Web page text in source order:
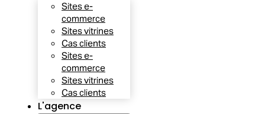
Sites e-
commerce
Sites vitrines
Cas clients
Sites e-
commerce
Sites vitrines
Cas clients
L'agence